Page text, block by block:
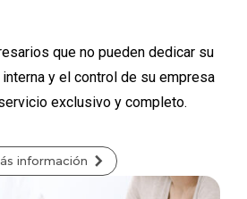
que no pueden dedicar su
y el control de su empresa
exclusivo y completo.
información